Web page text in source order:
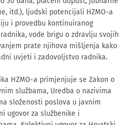
itd.), ljudski potencijali HZMO-a
i provedbu kontinuiranog
vode brigu o zdravlju svojih
prate njihova mišljenja kako
uvjeti i zadovoljstvo radnika.
HZMO-a primjenjuje se Zakon o
službama, Uredba o nazivima
složenosti poslova u javnim
ugovor za službenike i